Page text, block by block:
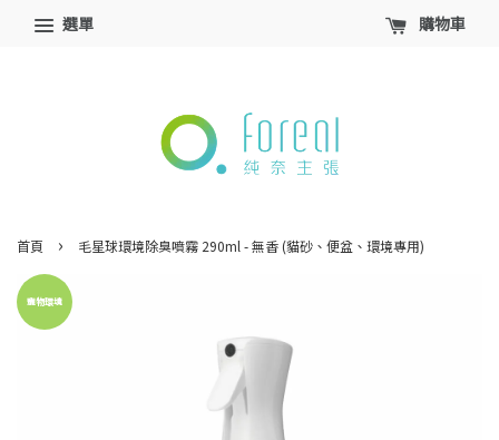
選單 購物車
首頁 › 毛星球環境除臭噴霧 290ml - 無香 (貓砂、便盆、環境專用)
寵物環境